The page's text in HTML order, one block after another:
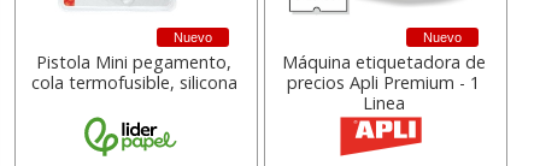
Nuevo
Pistola Mini pegamento,
cola termofusible, silicona
Nuevo
Máquina etiquetadora de
precios Apli Premium - 1
Linea